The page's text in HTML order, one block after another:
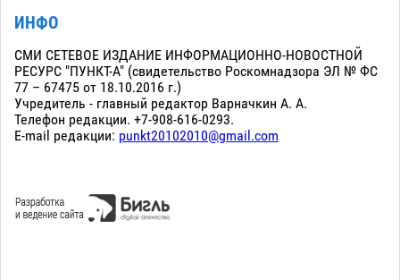
ИНФО
СМИ СЕТЕВОЕ ИЗДАНИЕ ИНФОРМАЦИОННО-НОВОСТНОЙ
РЕСУРС "ПУНКТ-А" (свидетельство Роскомнадзора ЭЛ № ФС
77 – 67475 от 18.10.2016 г.)
Учредитель - главный редактор Варначкин А. А.
Телефон редакции. +7-908-616-0293.
E-mail редакции: punkt20102010@gmail.com